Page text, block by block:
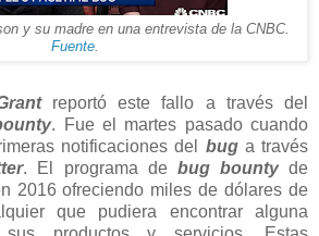
y su madre en una entrevista de la CNBC.
Fuente.
reportó este fallo a través del
. Fue el martes pasado cuando
notificaciones del buga través
. El programa de bug bountyde
2016 ofreciendo miles de dólares de
que pudiera encontrar alguna